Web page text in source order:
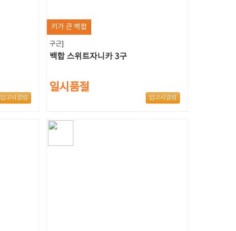
입고시알림
키가 큰 백합
구근]
백합 스위트자니카 3구
일시품절
입고시알림